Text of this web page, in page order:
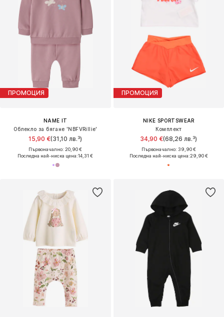
ПРОМОЦИЯ
NAME IT
Облекло за бягане 'NBFVRillie'
15,90 €(31,10 лв.³)
Първоначално: 20,90 €
Последна най-ниска цена:14,31 €
ПРОМОЦИЯ
NIKE SPORTSWEAR
Комплект
34,90 €(68,26 лв.³)
Първоначално: 39,90 €
Последна най-ниска цена:29,90 €